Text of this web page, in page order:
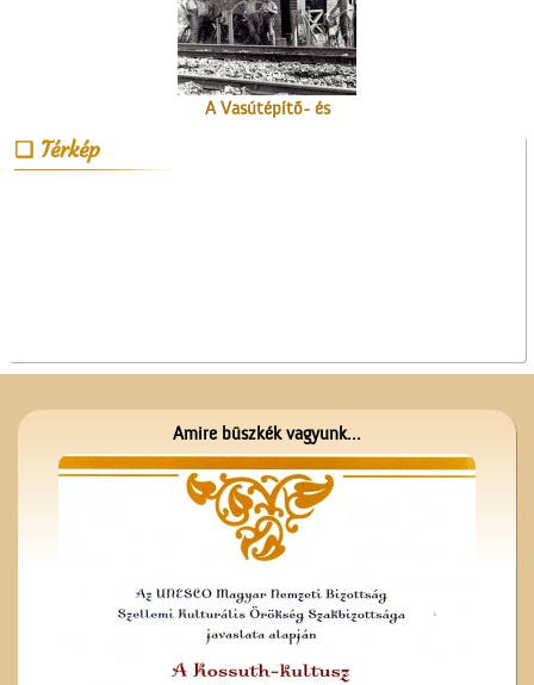
A Vasútépítő- és
Üzenet a harctérre
Térkép
Amire büszkék vagyunk...